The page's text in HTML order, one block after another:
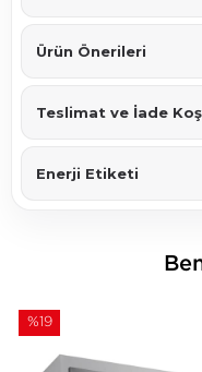
Ürün Önerileri
Teslimat ve İade
Enerji Etiketi
%19